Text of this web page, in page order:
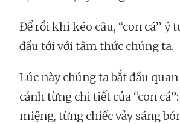
Để rồi khi kéo câu, “con cá” ý
đầu tới với tâm thức chúng ta.
Lúc này chúng ta bắt đầu quan
cảnh từng chi tiết của “con
miệng, từng chiếc vảy sáng